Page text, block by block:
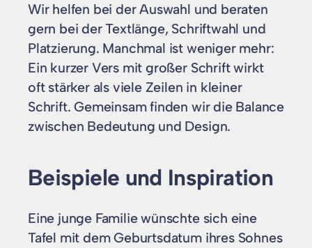
Wir helfen bei der Auswahl und beraten
gern bei der Textlänge, Schriftwahl und
Platzierung. Manchmal ist weniger mehr:
Ein kurzer Vers mit großer Schrift wirkt
oft stärker als viele Zeilen in kleiner
Schrift. Gemeinsam finden wir die Balance
zwischen Bedeutung und Design.
Beispiele und Inspiration
Eine junge Familie wünschte sich eine
Tafel mit dem Geburtsdatum ihres Sohnes